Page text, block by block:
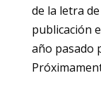
de la letra
publicación
año pasado